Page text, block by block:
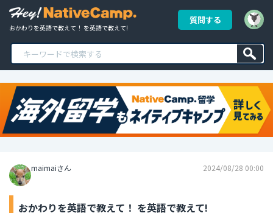
おかわりを英語で教えて！ を英語で教えて!
質問する
maimaiさん 2024/08/28 00:00
おかわりを英語で教えて！ を英語で教えて!